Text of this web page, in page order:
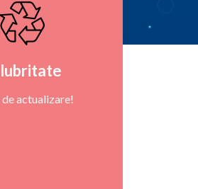
de actualizare!